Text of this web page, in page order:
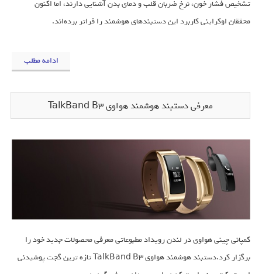
تشخیص فشار خون، نرخ ضربان قلب و دمای بدن آشنایی دارند، اما اکنون
محققان اوکراینی کاربرد این دستبندهای هوشمند را فراتر برده‌اند.
ادامه مطلب
معرفی دستبند هوشمند هواوی TalkBand B3
کمپانی چینی هواوی در لندن رویداد مطبوعاتی معرفی محصولات جدید خود را
برگزار کرد.دستبند هوشمند هواوی TalkBand B3 تازه ترین گجت پوشیدنی